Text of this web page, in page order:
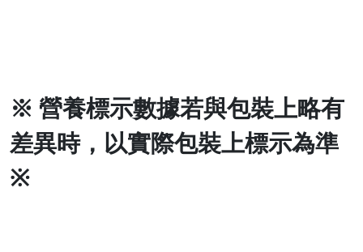
※ 營養標示數據若與包裝上略有
差異時，以實際包裝上標示為準
※